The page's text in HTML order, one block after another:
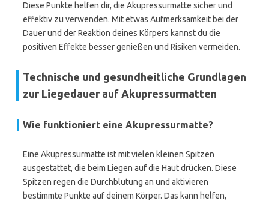
Diese Punkte helfen dir, die Akupressurmatte sicher und
effektiv zu verwenden. Mit etwas Aufmerksamkeit bei der
Dauer und der Reaktion deines Körpers kannst du die
positiven Effekte besser genießen und Risiken vermeiden.
Technische und gesundheitliche Grundlagen
zur Liegedauer auf Akupressurmatten
Wie funktioniert eine Akupressurmatte?
Eine Akupressurmatte ist mit vielen kleinen Spitzen
ausgestattet, die beim Liegen auf die Haut drücken. Diese
Spitzen regen die Durchblutung an und aktivieren
bestimmte Punkte auf deinem Körper. Das kann helfen,